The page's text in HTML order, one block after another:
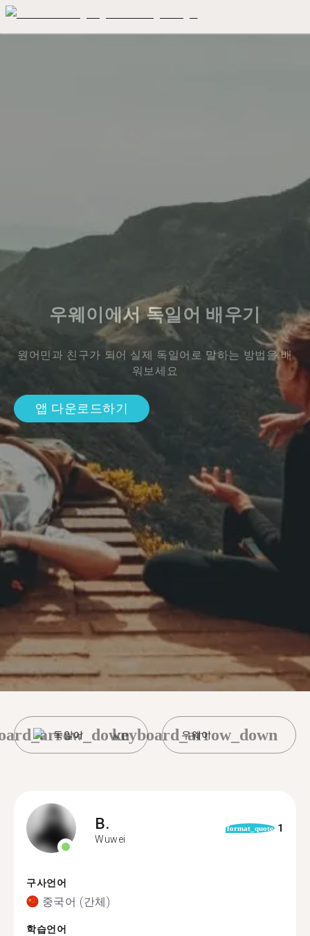
우웨이에서 독일어 배우기
원어민과 친구가 되어 실제 독일어로 말하는 방법을 배
워보세요
앱 다운로드하기
독일어 우웨이
keyboard_arrow_down
B.
Wuwei
format_quote 1
구사언어
중국어 (간체)
학습언어